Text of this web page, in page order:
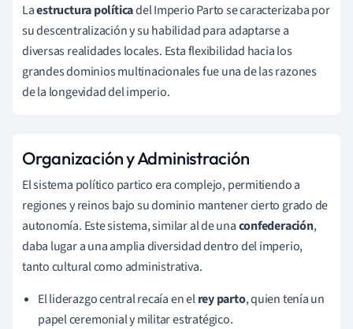
Laestructura políticadel Imperio Parto se caracterizaba por
su descentralización y su habilidad para adaptarse a
diversas realidades locales. Esta flexibilidad hacia los
grandes dominios multinacionales fue una de las razones
de la longevidad del imperio.
Organización y Administración
El sistema político partico era complejo, permitiendo a
regiones y reinos bajo su dominio mantener cierto grado de
autonomía. Este sistema, similar al de unaconfederación,
daba lugar a una amplia diversidad dentro del imperio,
tanto cultural como administrativa.
El liderazgo central recaía en elrey parto, quien tenía un
papel ceremonial y militar estratégico.